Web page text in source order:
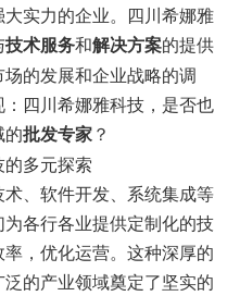
实力的企业。四川希娜雅
技术服务和解决方案的提供
的发展和企业战略的调
四川希娜雅科技，是否也
的批发专家？
多元探索
、软件开发、系统集成等
各行各业提供定制化的技
，优化运营。这种深厚的
的产业领域奠定了坚实的